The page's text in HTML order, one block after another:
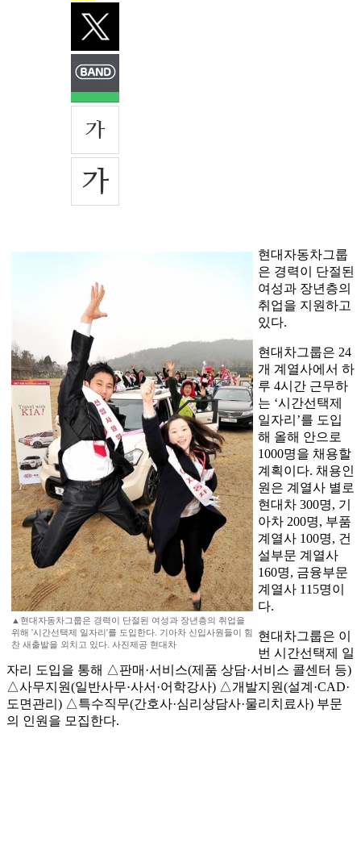
▲현대자동차그룹은 경력이 단절된 여성과 장년층의 취업을
위해 '시간선택제 일자리'를 도입한다. 기아차 신입사원들이 힘
찬 새출발을 외치고 있다. 사진제공 현대차
현대자동차그룹
은 경력이 단절된
여성과 장년층의
취업을 지원하고
있다.
현대차그룹은 24
개 계열사에서 하
루 4시간 근무하
는 ‘시간선택제
일자리’를 도입
해 올해 안으로
1000명을 채용할
계획이다. 채용인
원은 계열사 별로
현대차 300명, 기
아차 200명, 부품
계열사 100명, 건
설부문 계열사
160명, 금융부문
계열사 115명이
다.
현대차그룹은 이
번 시간선택제 일
자리 도입을 통해 △판매·서비스(제품 상담·서비스 콜센터 등)
△사무지원(일반사무·사서·어학강사) △개발지원(설계·CAD·
도면관리) △특수직무(간호사·심리상담사·물리치료사) 부문
의 인원을 모집한다.